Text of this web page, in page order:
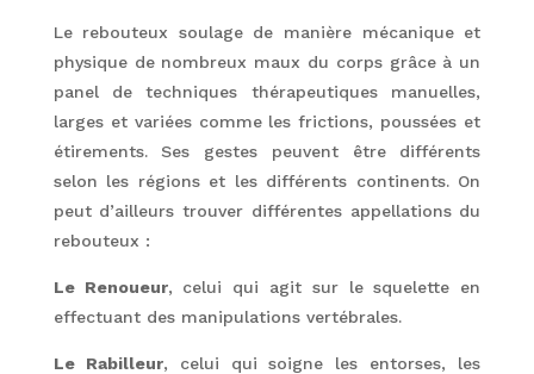
Le rebouteux soulage de manière mécanique et
physique de nombreux maux du corps grâce à un
panel de techniques thérapeutiques manuelles,
larges et variées comme les frictions, poussées et
étirements. Ses gestes peuvent être différents
selon les régions et les différents continents. On
peut d’ailleurs trouver différentes appellations du
rebouteux :
Le Renoueur, celui qui agit sur le squelette en
effectuant des manipulations vertébrales.
Le Rabilleur, celui qui soigne les entorses, les